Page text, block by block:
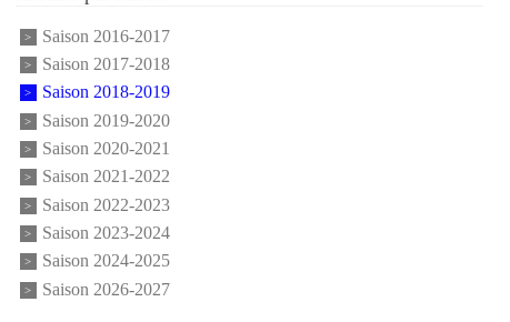
Saison 2016-2017
Saison 2017-2018
Saison 2018-2019
Saison 2019-2020
Saison 2020-2021
Saison 2021-2022
Saison 2022-2023
Saison 2023-2024
Saison 2024-2025
Saison 2026-2027